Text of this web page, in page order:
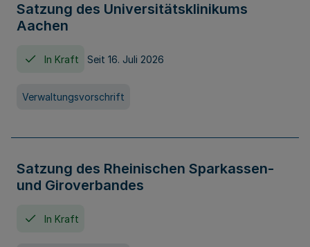
Satzung des Universitätsklinikums
Aachen
In Kraft Seit 16. Juli 2026
Verwaltungsvorschrift
Satzung des Rheinischen Sparkassen-
und Giroverbandes
In Kraft